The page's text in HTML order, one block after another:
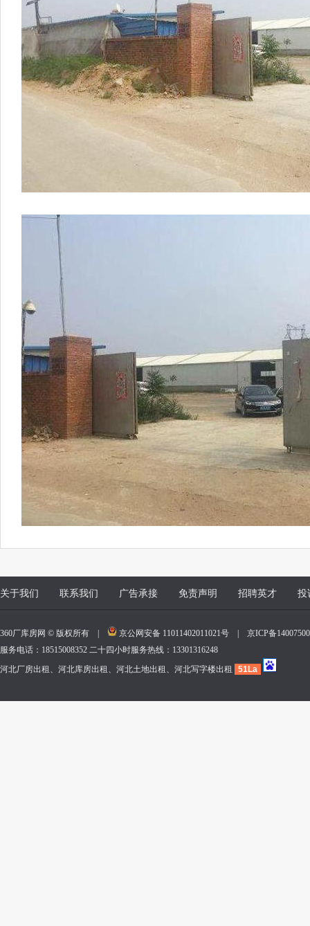
关于我们 联系我们 广告承接 免责声明 招聘英才 投
360厂库房网 © 版权所有 | 京公网安备 11011402011021号
京ICP备
服务电话：18515008352 二十四小时服务热线：13301316248
河北厂房出租、河北库房出租、河北土地出租、河北写字楼出租
51La